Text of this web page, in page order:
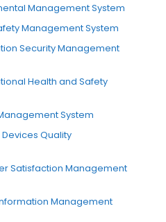
Management System
Management System
Security Management
Health and Safety
System
Devices Quality
Satisfaction Management
Information Management